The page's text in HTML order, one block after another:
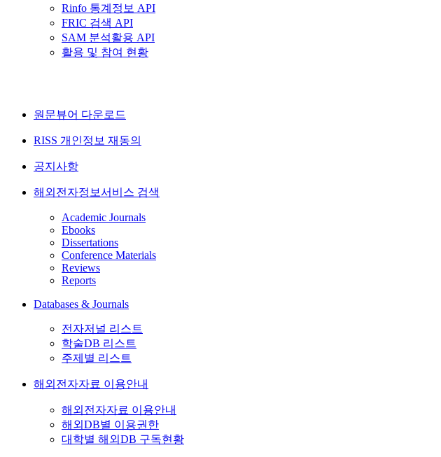
Rinfo 통계정보 API
FRIC 검색 API
SAM 분석활용 API
활용 및 참여 현황
원문뷰어 다운로드
RISS 개인정보 재동의
공지사항
해외전자정보서비스 검색
Academic Journals
Ebooks
Dissertations
Conference Materials
Reviews
Reports
Databases & Journals
전자저널 리스트
학술DB 리스트
주제별 리스트
해외전자자료 이용안내
해외전자자료 이용안내
해외DB별 이용권한
대학별 해외DB 구독현황